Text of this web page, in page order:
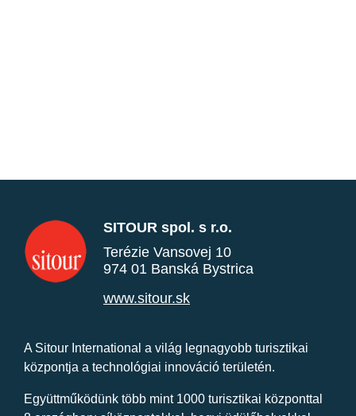
SITOUR spol. s r.o.
Terézie Vansovej 10
974 01 Banská Bystrica
www.sitour.sk
A Sitour International a világ legnagyobb turisztikai
központja a technológiai innováció területén.
Együttműködünk több mint 1000 turisztikai központtal